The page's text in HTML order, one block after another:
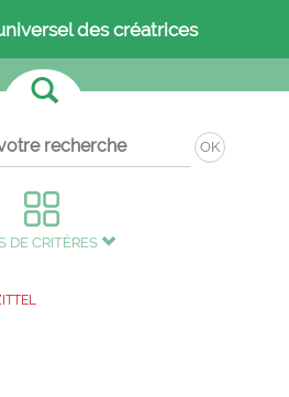
des créatrices
OK
DE CRITÈRES